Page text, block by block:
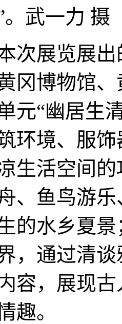
武一力 摄
展览展出
冈博物馆
元“幽居生
环境、服
生活空间
、鱼鸟游
的水乡夏
，通过清
容，展现
趣。